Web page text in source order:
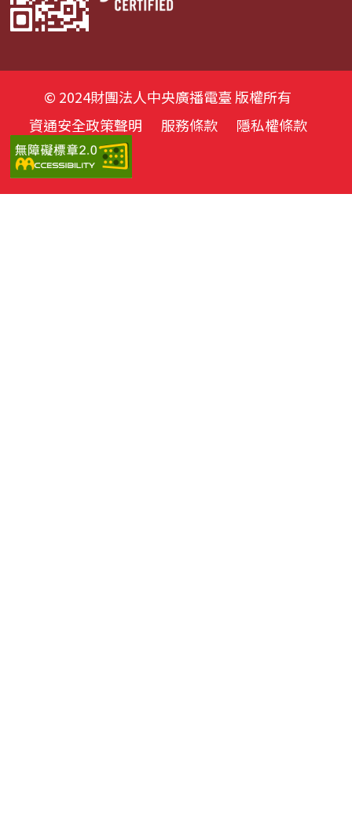
© 2024財團法人中央廣播電臺 版權所有
資通安全政策聲明
服務條款 隱私權條款